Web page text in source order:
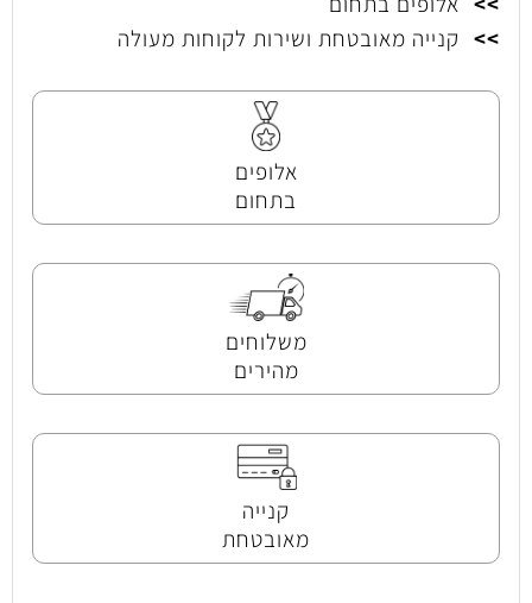
>> קנייה מאובטחת ושירות לקוחות מעולה
אלופים
בתחום
משלוחים
מהירים
קנייה
מאובטחת